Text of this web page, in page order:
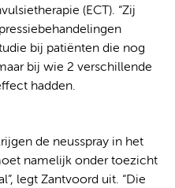
(ECT). “Zij
bij patiënten die nog
bij wie 2 verschillende
hadden.
de neusspray in het
namelijk onder toezicht
legt Zantvoord uit. “Die